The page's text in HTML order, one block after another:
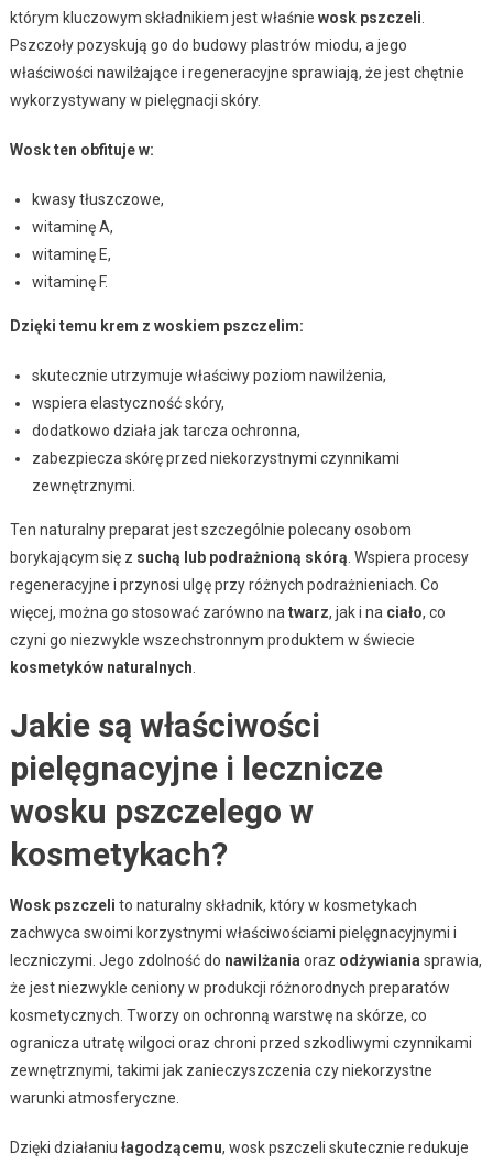
którym kluczowym składnikiem jest właśnie wosk pszczeli
Pszczoły pozyskują go do budowy plastrów miodu, a jego
właściwości nawilżające i regeneracyjne sprawiają, że jest chętnie
wykorzystywany w pielęgnacji skóry.
Wosk ten obfituje w:
kwasy tłuszczowe,
witaminę A,
witaminę E,
witaminę F.
Dzięki temu krem z woskiem pszczelim:
skutecznie utrzymuje właściwy poziom nawilżenia,
wspiera elastyczność skóry,
dodatkowo działa jak tarcza ochronna,
zabezpiecza skórę przed niekorzystnymi czynnikami
zewnętrznymi.
Ten naturalny preparat jest szczególnie polecany osobom
borykającym się z suchą lub podrażnioną skórą . Wspiera procesy
regeneracyjne i przynosi ulgę przy różnych podrażnieniach. Co
więcej, można go stosować zarówno na twarz, jak i na ciało, co
czyni go niezwykle wszechstronnym produktem w świecie
kosmetyków naturalnych
Jakie są właściwości
pielęgnacyjne i lecznicze
wosku pszczelego w
kosmetykach?
Wosk pszczeli to naturalny składnik, który w kosmetykach
zachwyca swoimi korzystnymi właściwościami pielęgnacyjnymi i
leczniczymi. Jego zdolność do nawilżania oraz odżywiania sprawia,
że jest niezwykle ceniony w produkcji różnorodnych preparatów
kosmetycznych. Tworzy on ochronną warstwę na skórze, co
ogranicza utratę wilgoci oraz chroni przed szkodliwymi czynnikami
zewnętrznymi, takimi jak zanieczyszczenia czy niekorzystne
warunki atmosferyczne.
Dzięki działaniu łagodzącemu, wosk pszczeli skutecznie redukuje